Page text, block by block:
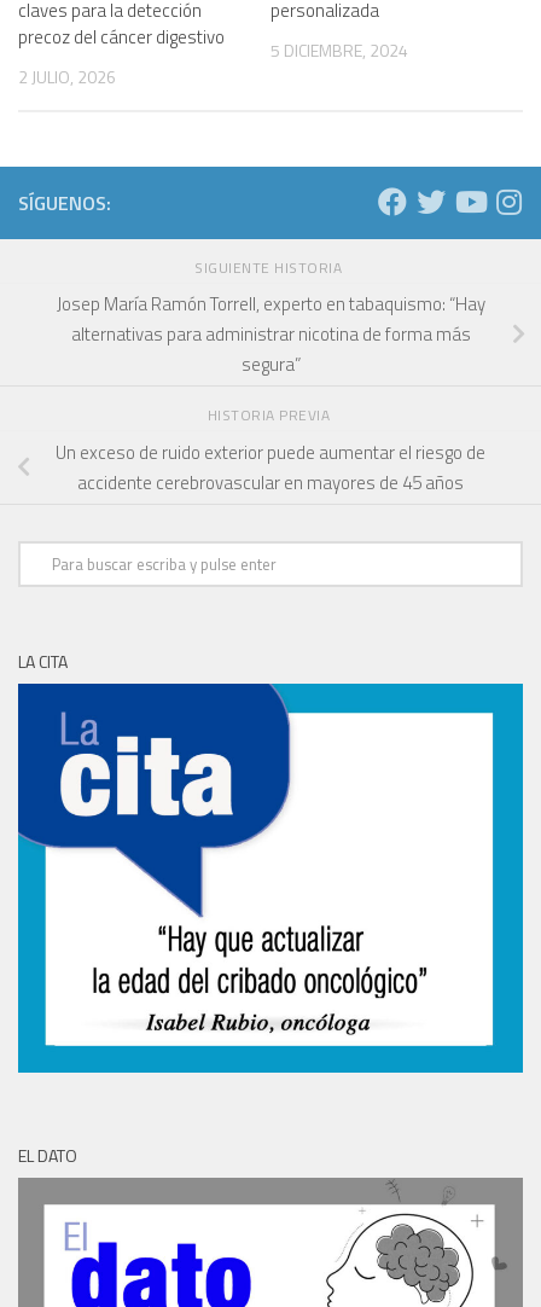
claves para la detección
precoz del cáncer digestivo
2 JULIO, 2026
personalizada
5 DICIEMBRE, 2024
SÍGUENOS:
SIGUIENTE HISTORIA
Josep María Ramón Torrell, experto en tabaquismo: “Hay
alternativas para administrar nicotina de forma más
segura”
HISTORIA PREVIA
Un exceso de ruido exterior puede aumentar el riesgo de
accidente cerebrovascular en mayores de 45 años
LA CITA
EL DATO